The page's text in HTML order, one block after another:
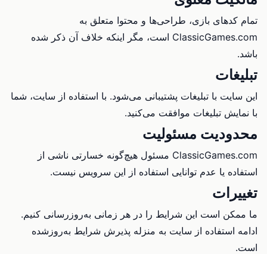
تمام کدهای بازی، طراحی‌ها و محتوا متعلق به
ClassicGames.com است، مگر اینکه خلاف آن ذکر شده
باشد.
تبلیغات
این سایت با تبلیغات پشتیبانی می‌شود. با استفاده از سایت، شما
با نمایش تبلیغات موافقت می‌کنید.
محدودیت مسئولیت
ClassicGames.com مسئول هیچ‌گونه خسارتی ناشی از
استفاده یا عدم توانایی استفاده از این سرویس نیست.
تغییرات
ما ممکن است این شرایط را در هر زمانی به‌روزرسانی کنیم.
ادامه استفاده از سایت به منزله پذیرش شرایط به‌روزشده
است.